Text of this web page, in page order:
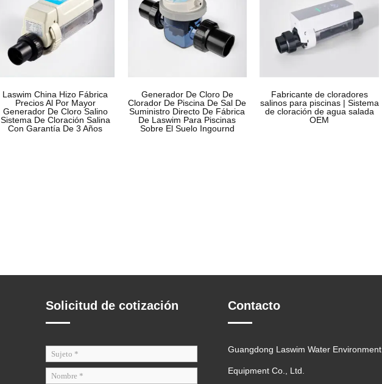
Laswim China Hizo Fábrica
Precios Al Por Mayor
Generador De Cloro Salino
Sistema De Cloración Salina
Con Garantía De 3 Años
Generador De Cloro De
Clorador De Piscina De Sal De
Suministro Directo De Fábrica
De Laswim Para Piscinas
Sobre El Suelo Ingournd
Fabricante de cloradores
salinos para piscinas | Sistema
de cloración de agua salada
OEM
Solicitud de cotización Contacto
Guangdong Laswim Water Environment
Equipment Co., Ltd.